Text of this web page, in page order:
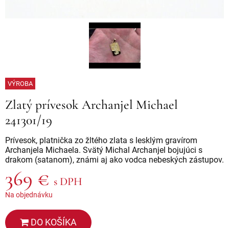
VÝROBA
Zlatý prívesok Archanjel Michael
241301/19
Prívesok, platnička zo žltého zlata s lesklým gravírom
Archanjela Michaela. Svätý Michal Archanjel bojujúci s
drakom (satanom), známi aj ako vodca nebeských zástupov.
369 € s DPH
Na objednávku
DO KOŠÍKA